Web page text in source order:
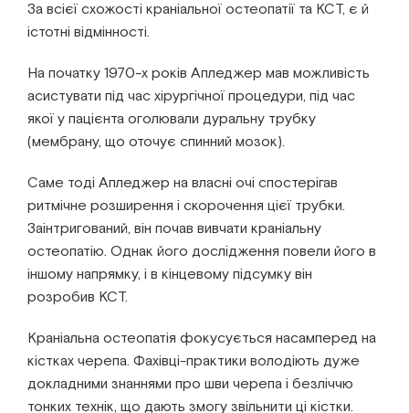
За всієї схожості краніальної остеопатії та КСТ, є й
істотні відмінності.
На початку 1970-х років Апледжер мав можливість
асистувати під час хірургічної процедури, під час
якої у пацієнта оголювали дуральну трубку
(мембрану, що оточує спинний мозок).
Саме тоді Апледжер на власні очі спостерігав
ритмічне розширення і скорочення цієї трубки.
Заінтригований, він почав вивчати краніальну
остеопатію. Однак його дослідження повели його в
іншому напрямку, і в кінцевому підсумку він
розробив КСТ.
Краніальна остеопатія фокусується насамперед на
кістках черепа. Фахівці-практики володіють дуже
докладними знаннями про шви черепа і безліччю
тонких технік, що дають змогу звільнити ці кістки.